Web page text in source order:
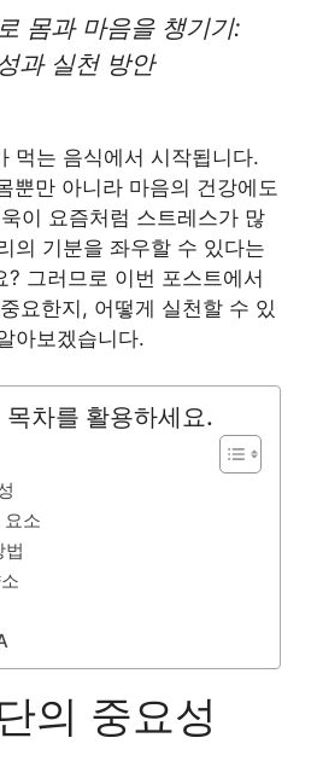
몸과 마음을 챙기기:
과 실천 방안
먹는 음식에서 시작됩니다.
뿐만 아니라 마음의 건강에도
이 요즘처럼 스트레스가 많
의 기분을 좌우할 수 있다는
그러므로 이번 포스트에서
요한지, 어떻게 실천할 수 있
아보겠습니다.
차를 활용하세요.
소
법
의 중요성